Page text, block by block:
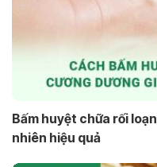
Bấm huyệt chữa rối
nhiên hiệu quả